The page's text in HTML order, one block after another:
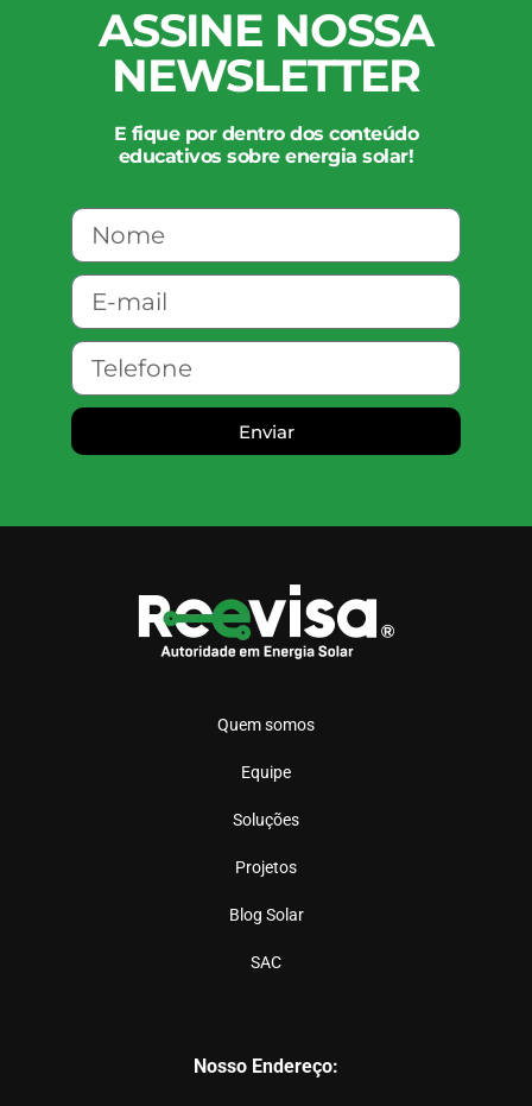
ASSINE NOSSA
NEWSLETTER
E fique por dentro dos conteúdo
educativos sobre energia solar!
Enviar
Quem somos
Equipe
Soluções
Projetos
Blog Solar
SAC
Nosso Endereço: